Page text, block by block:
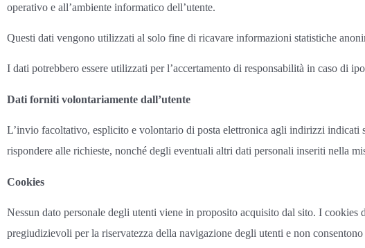
operativo e all’ambiente informatico dell’utente.
Questi dati vengono utilizzati al solo fine di ricavare informazioni statistiche
I dati potrebbero essere utilizzati per l’accertamento di responsabilità in caso di
Dati forniti volontariamente dall’utente
L’invio facoltativo, esplicito e volontario di posta elettronica agli indirizzi indicati
rispondere alle richieste, nonché degli eventuali altri dati personali inseriti nella
Cookies
Nessun dato personale degli utenti viene in proposito acquisito dal sito. I
pregiudizievoli per la riservatezza della navigazione degli utenti e non